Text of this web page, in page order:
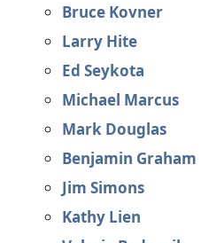
Bruce Kovner
Larry Hite
Ed Seykota
Michael Marcus
Mark Douglas
Benjamin Graham
Jim Simons
Kathy Lien